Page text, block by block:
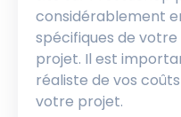
considérablement
spécifiques de
projet. Il est
réaliste de vos
votre projet.